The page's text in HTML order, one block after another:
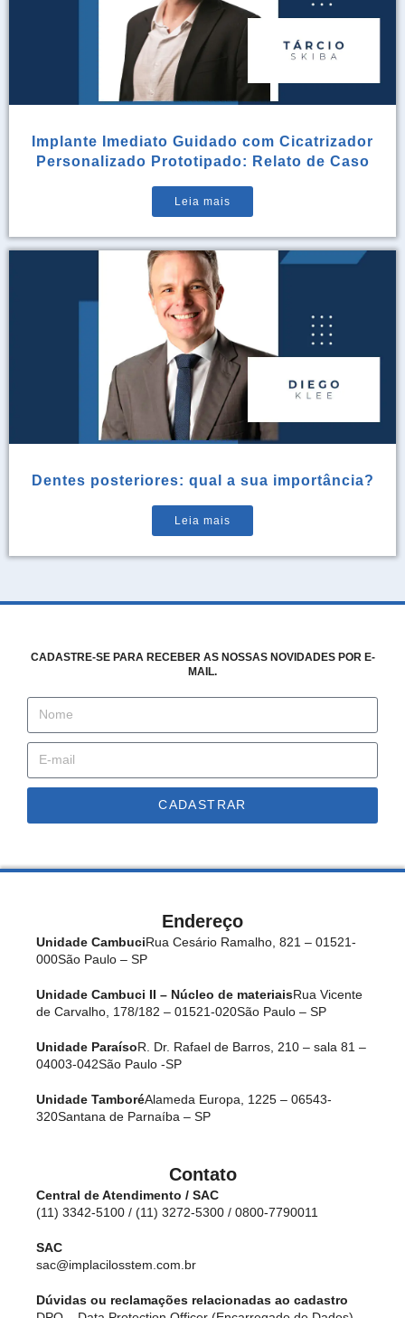
Implante Imediato Guidado com Cicatrizador
Personalizado Prototipado: Relato de Caso
Leia mais
Dentes posteriores: qual a sua importância?
Leia mais
CADASTRE-SE PARA RECEBER AS NOSSAS NOVIDADES POR E-
MAIL.
CADASTRAR
Endereço
Unidade CambuciRua Cesário Ramalho, 821 – 01521-
000São Paulo – SP
Unidade Cambuci II – Núcleo de materiaisRua Vicente
de Carvalho, 178/182 – 01521-020São Paulo – SP
Unidade ParaísoR. Dr. Rafael de Barros, 210 – sala 81 –
04003-042São Paulo -SP
Unidade TamboréAlameda Europa, 1225 – 06543-
320Santana de Parnaíba – SP
Contato
Central de Atendimento / SAC
(11) 3342-5100 / (11) 3272-5300 / 0800-7790011
SAC
sac@implacilosstem.com.br
Dúvidas ou reclamações relacionadas ao cadastro